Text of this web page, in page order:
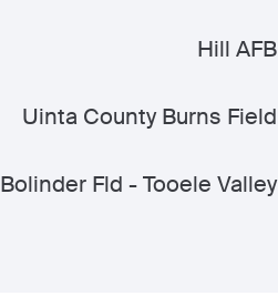
Hill AFB
Uinta County Burns Field
Bolinder Fld - Tooele Valley